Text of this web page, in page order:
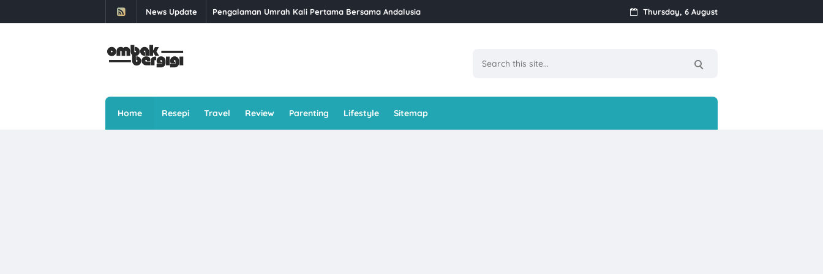
News Update Daun Kesum: Khasiat, Nama Saintifik, dan Kandungan Nutrisi
Berbuka Puasa Set Iftar Ramadan di Restoran Bara Stulang – Mesti Masuk Bucket List!
Rawat Masalah Ekzema Di Klinik Dr Bazilah
Thursday, 6 August
Home Resepi Travel Review Parenting Lifestyle Sitemap